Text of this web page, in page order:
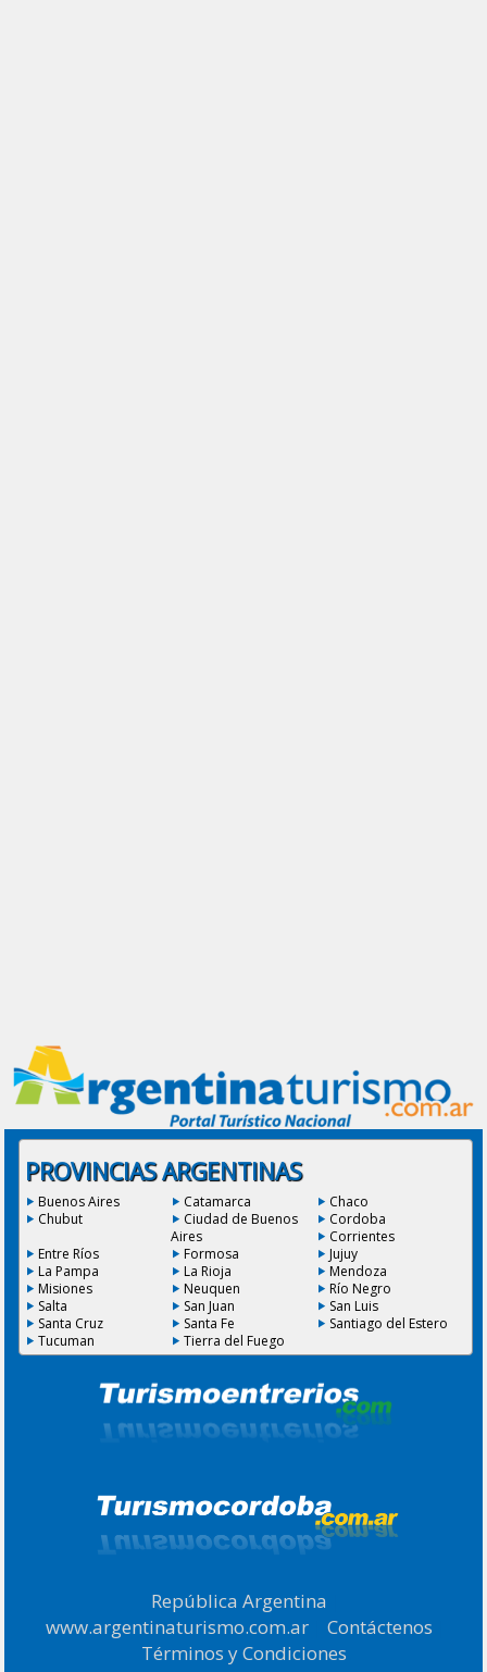
PROVINCIAS ARGENTINAS
Buenos Aires Catamarca
Chaco
Chubut
Ciudad de Buenos
Aires
Cordoba
Corrientes
Entre Ríos
Formosa
Jujuy
La Pampa
La Rioja
Mendoza
Misiones
Neuquen
Río Negro
Salta
San Juan
San Luis
Santa Cruz
Santa Fe
Santiago del Estero
Tucuman
Tierra del Fuego
República Argentina
www.argentinaturismo.com.ar| Contáctenos
Términos y Condiciones